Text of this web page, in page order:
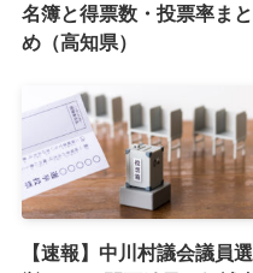
名簿と得票数・投票率まと
め（高知県）
【速報】中川村議会議員選